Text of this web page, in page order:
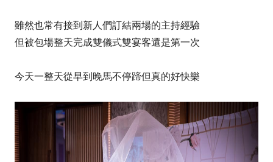
雖然也常有接到新人們訂結兩場的主持經驗
但被包場整天完成雙儀式雙宴客還是第一次
今天一整天從早到晚馬不停蹄但真的好快樂